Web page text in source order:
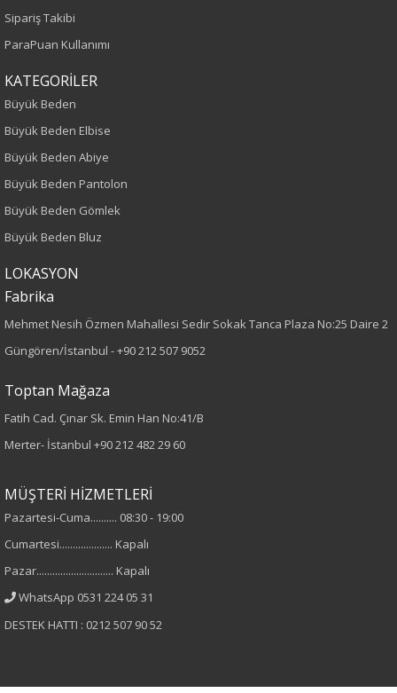
Boy
120
Kumaş Tipi
Desen
Kumaş
%100 Polyester
Kadın
Kısa Kol
Sipariş Takibi
ParaPuan Kullanımı
KATEGORİLER
Büyük Beden
Büyük Beden Elbise
Büyük Beden Abiye
Büyük Beden Pantolon
Büyük Beden Gömlek
Büyük Beden Bluz
LOKASYON
Fabrika
Mehmet Nesih Özmen Mahallesi Sedir Sokak Tanca Plaza No:25 Daire 2
Güngören/İstanbul -+90 212 507 9052
Toptan Mağaza
Fatih Cad. Çınar Sk. Emin Han No:41/B
Merter- İstanbul +90 212 482 29 60
MÜŞTERİ HİZMETLERİ
Pazartesi-Cuma.......... 08:30 - 19:00
Cumartesi.................... Kapalı
Pazar............................. Kapalı
WhatsApp 0531 224 05 31
DESTEK HATTI : 0212 507 90 52